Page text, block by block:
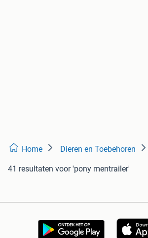
Home Dieren en Toebehoren
41 resultaten voor 'pony mentrailer'